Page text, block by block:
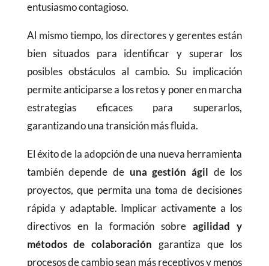
entusiasmo contagioso.
Al mismo tiempo, los directores y gerentes están
bien situados para identificar y superar los
posibles obstáculos al cambio. Su implicación
permite anticiparse a los retos y poner en marcha
estrategias eficaces para superarlos,
garantizando una transición más fluida.
El éxito de la adopción de una nueva herramienta
también depende de una gestión ágil de los
proyectos, que permita una toma de decisiones
rápida y adaptable. Implicar activamente a los
directivos en la formación sobreagilidad y
métodos de colaboración garantiza que los
procesos de cambio sean más receptivos y menos